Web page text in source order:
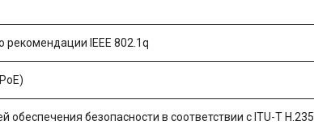
рекомендации IEEE 802.1q
безопасности в соответствии с ITU-T H.235